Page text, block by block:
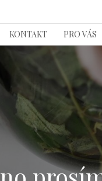
KONTAKT PRO VÁS